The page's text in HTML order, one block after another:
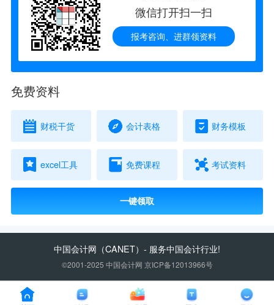
微信打开扫一扫
报考咨询、进群领资料
免费资料
财税干货 会计表格 财务模板
excel工具 免费课程 考试资料
一键领取
中国会计网 （CANET）- 服务中国会计行业!
©2001-2025 中国会计网 京ICP备12013966号